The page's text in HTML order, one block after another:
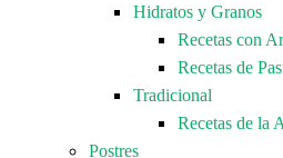
Hidratos y Granos
Recetas con
Recetas de
Tradicional
Recetas de la
Postres